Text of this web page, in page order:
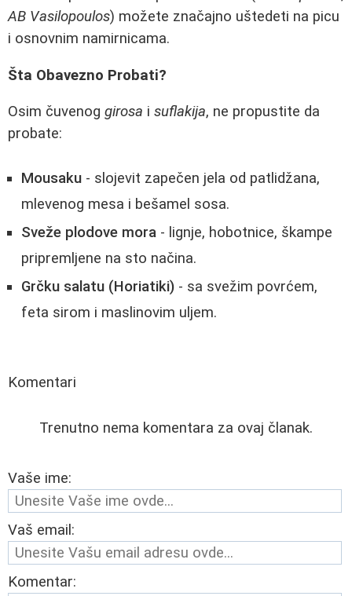
AB Vasilopoulos) možete značajno uštedeti na picu
i osnovnim namirnicama.
Šta Obavezno Probati?
Osim čuvenog girosa i suflakija, ne propustite da
probate:
Mousaku - slojevit zapečen jela od patlidžana,
mlevenog mesa i bešamel sosa.
Sveže plodove mora - lignje, hobotnice, škampe
pripremljene na sto načina.
Grčku salatu (Horiatiki) - sa svežim povrćem,
feta sirom i maslinovim uljem.
Komentari
Trenutno nema komentara za ovaj članak.
Vaše ime:
Vaš email:
Komentar: